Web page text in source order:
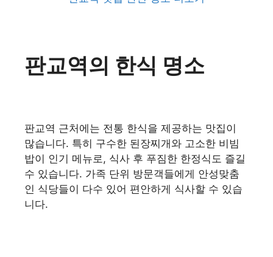
판교역의 한식 명소
판교역 근처에는 전통 한식을 제공하는 맛집이
많습니다. 특히 구수한 된장찌개와 고소한 비빔
밥이 인기 메뉴로, 식사 후 푸짐한 한정식도 즐길
수 있습니다. 가족 단위 방문객들에게 안성맞춤
인 식당들이 다수 있어 편안하게 식사할 수 있습
니다.